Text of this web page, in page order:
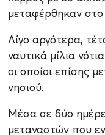
μεταφέρθηκαν στο
Λίγο αργότερα,
ναυτικά μίλια
οι οποίοι επίσης
νησιού.
Μέσα σε δύο
μεταναστών που